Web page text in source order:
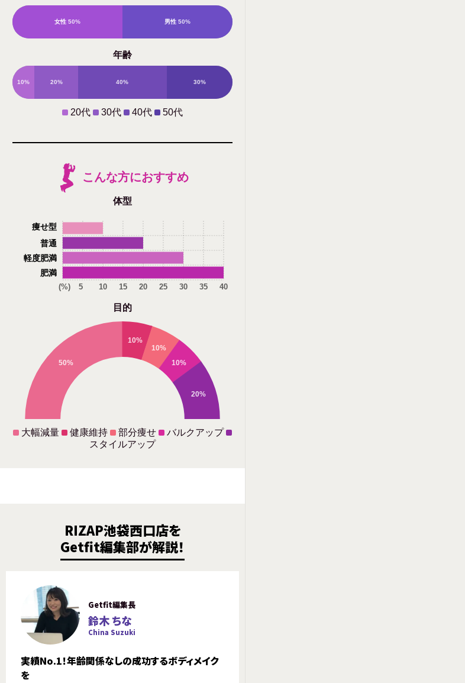
女性 50% 男性 50%
年齢
10% 20% 40% 30%
20代 30代 40代 50代
こんな方におすすめ
体型
肥満
軽度肥満
普通
痩せ型
(%) 5 10 15 20 25 30 35 40
目的
50%
10%
10%
10%
20%
大幅減量 健康維持 部分痩せ
バルクアップ
スタイルアップ
RIZAP池袋西口店を
Getfit編集部が解説！
Getfit編集長
鈴木 ちな
China Suzuki
実績No.1！年齢関係なしの成功するボディメイク
を